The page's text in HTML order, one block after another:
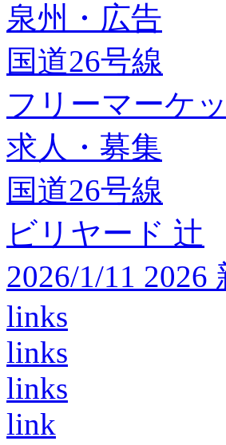
泉州・広告
国道26号線
フリーマーケ
求人・募集
国道26号線
ビリヤード 辻
2026/1/11
links
links
links
link